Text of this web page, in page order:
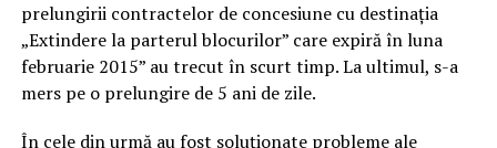
prelungirii contractelor de concesiune cu destinația
„Extindere la parterul blocurilor” care expiră în luna
februarie 2015” au trecut în scurt timp. La ultimul, s-a
mers pe o prelungire de 5 ani de zile.
În cele din urmă au fost soluționate probleme ale